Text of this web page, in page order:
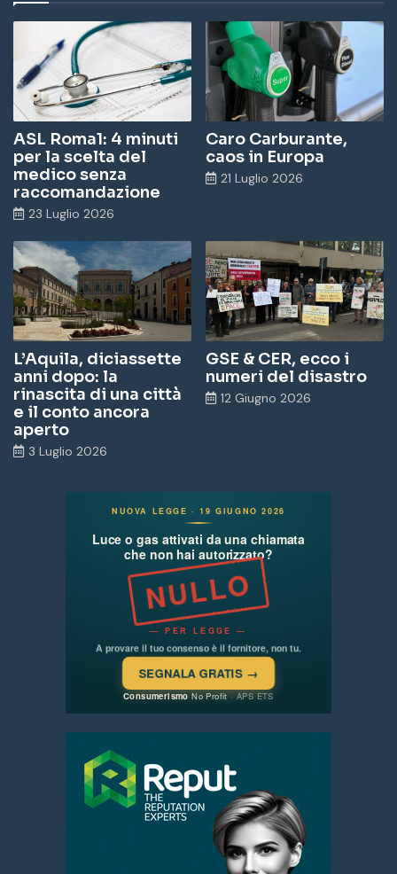
ASL Roma1: 4 minuti
per la scelta del
medico senza
raccomandazione
23 Luglio 2026
Caro Carburante,
caos in Europa
21 Luglio 2026
L’Aquila, diciassette
anni dopo: la
rinascita di una città
e il conto ancora
aperto
3 Luglio 2026
GSE & CER, ecco i
numeri del disastro
12 Giugno 2026